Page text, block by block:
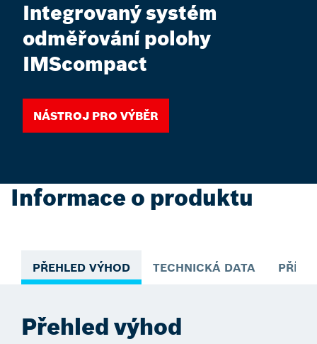
Integrovaný systém
odměřování polohy
IMScompact
Nástroj pro výběr
Informace o produktu
PŘEHLED VÝHOD TECHNICKÁ DATA
Přehled výhod